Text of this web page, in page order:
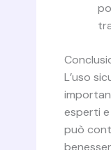
L’uso
esperti
può